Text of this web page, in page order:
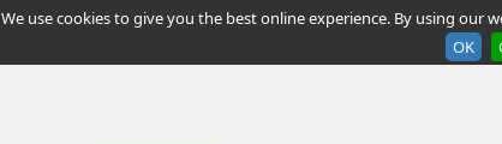
We use cookies to give you the best online experience. By using our
OK